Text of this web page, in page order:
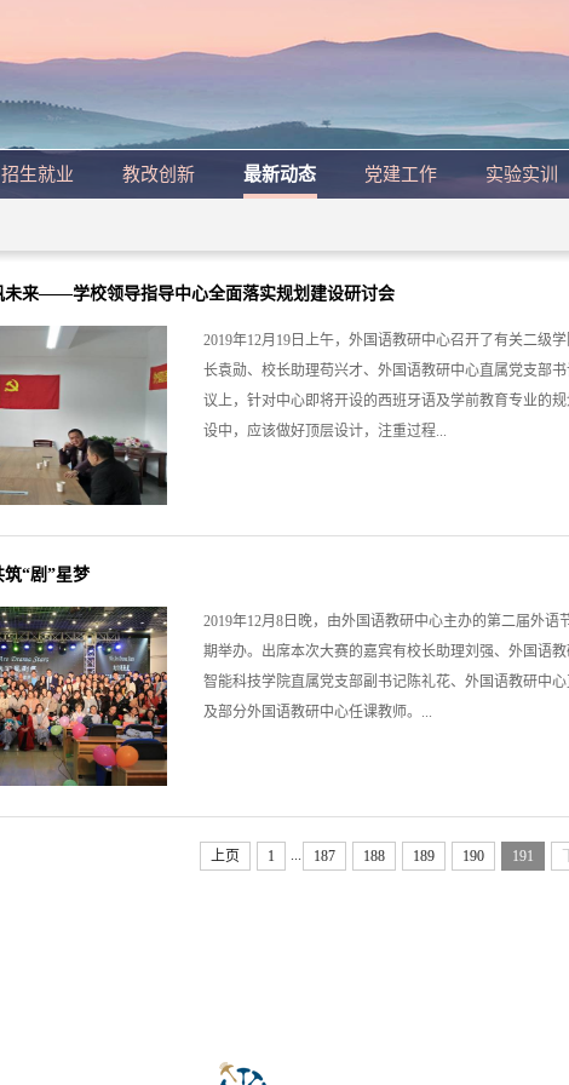
招生就业 教改创新 最新动态 党建工作 实验实训
未来——学校领导指导中心全面落实规划建设研讨会
2019年12月19日上午，外国语教研中心召开了有关二级
长袁勋、校长助理苟兴才、外国语教研中心直属党支部
议上，针对中心即将开设的西班牙语及学前教育专业的
设中，应该做好顶层设计，注重过程...
“剧”星梦
2019年12月8日晚，由外国语教研中心主办的第二届外语
期举办。出席本次大赛的嘉宾有校长助理刘强、外国语
智能科技学院直属党支部副书记陈礼花、外国语教研中
及部分外国语教研中心任课教师。...
上页 1 187 188 189 190 191